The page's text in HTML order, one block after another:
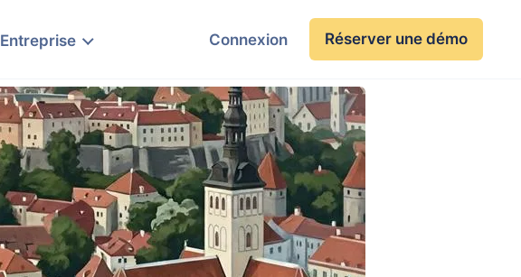
Entreprise Connexion Réserver une démo